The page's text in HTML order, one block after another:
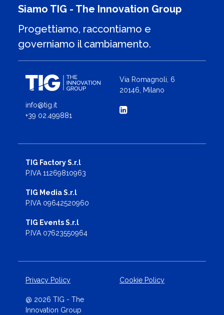
Siamo TIG - The Innovation Group
Progettiamo, raccontiamo e
governiamo il cambiamento.
info@tig.it
+39 02.499881
Via Romagnoli, 6
20146, Milano
TIG Factory S.r.l
P.IVA 11269810963
TIG Media S.r.l
P.IVA 09642520960
TIG Events S.r.l
P.IVA 07623550964
Privacy Policy Cookie Policy
@ 2026 TIG - The
Innovation Group